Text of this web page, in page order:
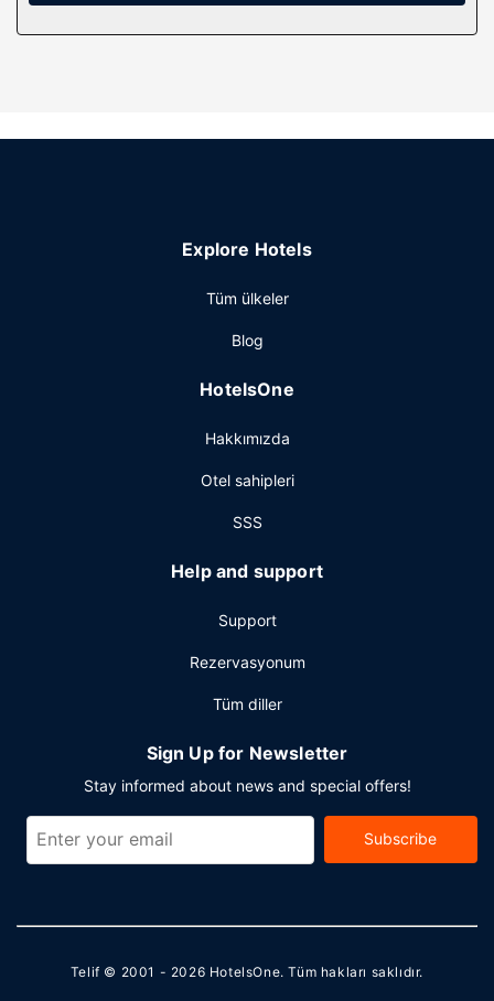
misafirlerimiz kumarhanede şanslarını deneyebilir, ayrıca
sunulmaktadır.
mevcut. Ayrıca 2 kahve dükkânında veya kafede hafif
havuz kenarı barı ve 6 bar/dinlenme salonu bulunmaktadır.
bölgesinde bir etkinlik mi planlıyorsunuz? Bu otel
ve 9 toplantı odası sunmaktadır.
Explore Hotels
Tüm ülkeler
Blog
HotelsOne
Hakkımızda
Otel sahipleri
SSS
Help and support
Support
Rezervasyonum
Tüm diller
Sign Up for Newsletter
Stay informed about news and special offers!
Subscribe
Telif © 2001 - 2026 HotelsOne. Tüm hakları saklıdır.